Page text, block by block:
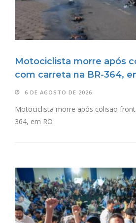
Motociclista morre após
com carreta na BR-364,
6 DE AGOSTO DE 2026
Motociclista morre após colisão
364, em RO